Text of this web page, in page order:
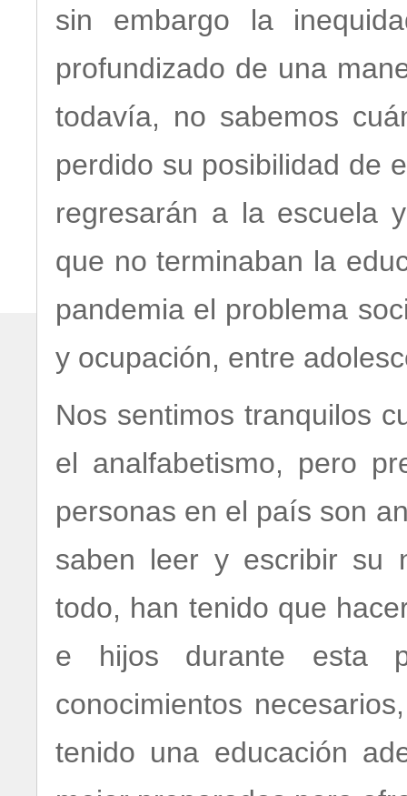
sin embargo la
profundizado de una
todavía, no sabemos
perdido su posibilidad de
regresarán a la escuela
que no terminaban la
pandemia el problema
y ocupación, entre
Nos sentimos tranquilos
el analfabetismo, pero
personas en el país son
saben leer y escribir su
todo, han tenido que
e hijos durante esta
conocimientos
tenido una educación